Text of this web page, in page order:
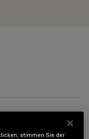
stimmen Sie der